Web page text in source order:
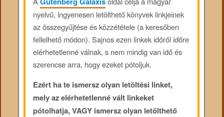
nyelvű, ingyenesen letölthető könyvek linkjeinek
az összegyűjtése és közzététele (a keresőben
fellelhető módon). Sajnos ezen linkek időről időre
elérhetetlenné válnak, s nem mindig van idő és
szerencse arra, hogy ezeket pótoljuk.
Ezért ha te ismersz olyan letöltési linket,
mely az elérhetetlenné vált linkeket
pótolhatja, VAGY ismersz olyan letölthető